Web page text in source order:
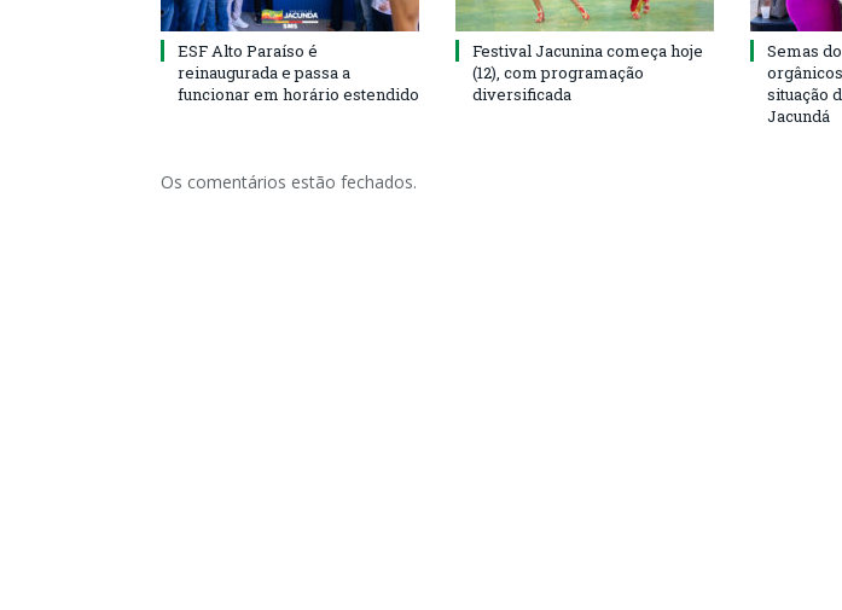
ESF Alto Paraíso é
reinaugurada e passa a
funcionar em horário estendido
Festival Jacunina começa hoje
(12), com programação
diversificada
Semas
situação
Jacundá
Os comentários estão fechados.